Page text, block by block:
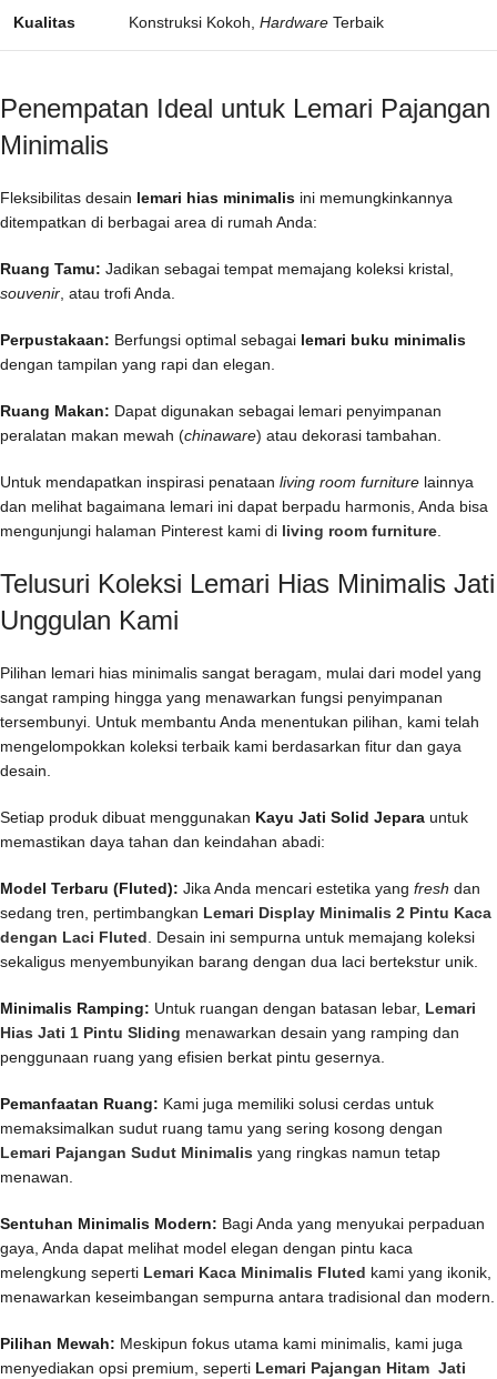
Kualitas Konstruksi Kokoh, Hardware Terbaik
Penempatan Ideal untuk Lemari Pajangan
Minimalis
Fleksibilitas desain lemari hias minimalis ini memungkinkannya
ditempatkan di berbagai area di rumah Anda:
Ruang Tamu: Jadikan sebagai tempat memajang koleksi kristal,
souvenir , atau trofi Anda.
Perpustakaan: Berfungsi optimal sebagai lemari buku minimalis
dengan tampilan yang rapi dan elegan.
Ruang Makan: Dapat digunakan sebagai lemari penyimpanan
peralatan makan mewah (chinaware) atau dekorasi tambahan.
Untuk mendapatkan inspirasi penataan living room furniture lainnya
dan melihat bagaimana lemari ini dapat berpadu harmonis, Anda bisa
mengunjungi halaman Pinterest kami di living room furniture
Telusuri Koleksi Lemari Hias Minimalis Jati
Unggulan Kami
Pilihan lemari hias minimalis sangat beragam, mulai dari model yang
sangat ramping hingga yang menawarkan fungsi penyimpanan
tersembunyi. Untuk membantu Anda menentukan pilihan, kami telah
mengelompokkan koleksi terbaik kami berdasarkan fitur dan gaya
desain.
Setiap produk dibuat menggunakan Kayu Jati Solid Jepara untuk
memastikan daya tahan dan keindahan abadi:
Model Terbaru (Fluted): Jika Anda mencari estetika yang fresh dan
sedang tren, pertimbangkan Lemari Display Minimalis 2 Pintu Kaca
dengan Laci Fluted . Desain ini sempurna untuk memajang koleksi
sekaligus menyembunyikan barang dengan dua laci bertekstur unik.
Minimalis Ramping: Untuk ruangan dengan batasan lebar, Lemari
Hias Jati 1 Pintu Sliding menawarkan desain yang ramping dan
penggunaan ruang yang efisien berkat pintu gesernya.
Pemanfaatan Ruang: Kami juga memiliki solusi cerdas untuk
memaksimalkan sudut ruang tamu yang sering kosong dengan
Lemari Pajangan Sudut Minimalis yang ringkas namun tetap
menawan.
Sentuhan Minimalis Modern: Bagi Anda yang menyukai perpaduan
gaya, Anda dapat melihat model elegan dengan pintu kaca
melengkung seperti Lemari Kaca Minimalis Fluted kami yang ikonik,
menawarkan keseimbangan sempurna antara tradisional dan modern.
Pilihan Mewah: Meskipun fokus utama kami minimalis, kami juga
menyediakan opsi premium, seperti Lemari Pajangan Hitam Jati